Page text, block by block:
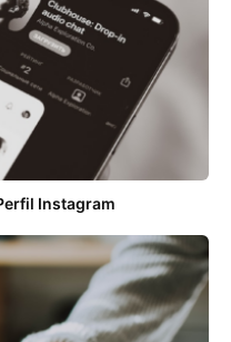
Instagram